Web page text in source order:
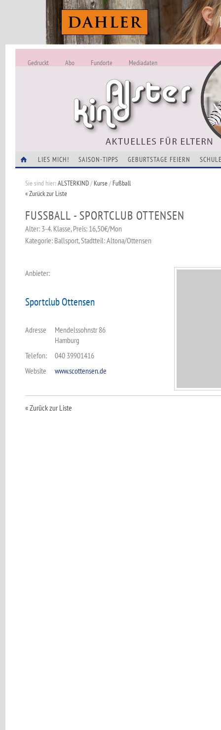
ALSTERKIND -
Alles Neu
Gedruckt Abo Fundorte Mediadaten
LIES MICH! SAISON-TIPPS GEBURTSTAGE FEIERN
Sie sind hier:ALSTERKIND/Kurse/Fußball
« Zurück zur Liste
FUSSBALL - SPORTCLUB OTTENSEN
Alter: 3-4. Klasse, Preis: 16,50€/Mon
Kategorie: Ballsport, Stadtteil: Altona/Ottensen
Anbieter:
Sportclub Ottensen
Adresse
Mendelssohnstr 86
Hamburg
Telefon:
040 39901416
Website
www.scottensen.de
« Zurück zur Liste